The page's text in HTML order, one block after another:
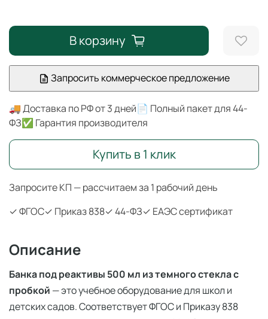
Запросите КП — рассчитаем за 1 рабочий день
✓ ФГОС✓ Приказ 838✓ 44-ФЗ✓ ЕАЭС сертификат
В корзину
Запросить коммерческое предложение
🚚 Доставка по РФ от 3 дней📄 Полный пакет для 44-
ФЗ✅ Гарантия производителя
Купить в 1 клик
Описание
Банка под реактивы 500 мл из темного стекла с
пробкой — это учебное оборудование для школ и
детских садов. Соответствует ФГОС и Приказу 838